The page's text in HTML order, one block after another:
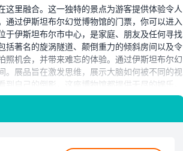
里融合。这一独特的景点为游客提供体验令人
通过伊斯坦布尔幻觉博物馆的门票，你可以进入
伊斯坦布尔市中心，是家庭、朋友及任何寻找
著名的旋涡隧道、颠倒重力的倾斜房间以及令
机会，并带来难忘的体验。通过伊斯坦布尔幻
。展品旨在激发思维，展示大脑如何被不同的视
自己的倒影，这座博物馆都提供无尽的娱乐。
欢创造力、谜题及光学挑战的人来说，这是一处
表象的世界之旅。